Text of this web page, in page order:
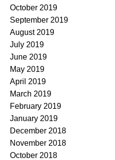
October 2019
September 2019
August 2019
July 2019
June 2019
May 2019
April 2019
March 2019
February 2019
January 2019
December 2018
November 2018
October 2018